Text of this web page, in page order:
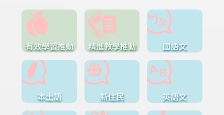
有效學習推動 精進教學推動 國語文
本土語 新住民 英語文